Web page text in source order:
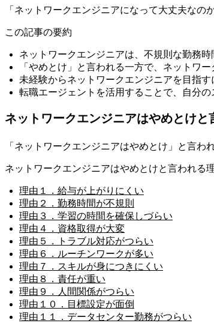
「ネットワークエンジニアになって大丈夫な
この記事の要約
ネットワークエンジニアは、不規則な勤務
「やめとけ」と言われる一方で、ネットワ
未経験からネットワークエンジニアを目指
転職エージェントを活用することで、自分
ネットワークエンジニアはやめとけと
「ネットワークエンジニアはやめとけ」と言わ
ネットワークエンジニアはやめとけと言われる
理由１．給与が上がりにくい
理由２．勤務時間が不規則
理由３．学習の時間を確保しづらい
理由４．資格取得が大変
理由５．トラブル対応がつらい
理由６．ルーチンワークが多い
理由７．スキルが身につきにくい
理由８．責任が重い
理由９．人間関係がつらい
理由１０．目標設定が面倒
理由１１．データセンター勤務がつらい